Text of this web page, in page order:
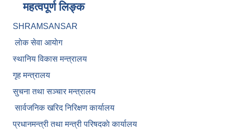
महत्वपूर्ण लिङ्क
SHRAMSANSAR
लाेक सेवा आयाेग
स्थानिय विकास मन्त्रालय
गृह मन्त्रालय
सुचना तथा सञ्चार मन्त्रालय
सार्वजनिक खरिद निरिक्षण कार्यालय
प्रधानमन्त्री तथा मन्त्री परिषदकाे कार्यालय